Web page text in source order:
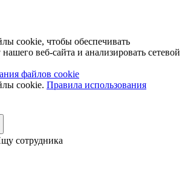
cookie, чтобы обеспечивать
веб-сайта и анализировать сетевой
файлов cookie
cookie. Правила использования
сотрудника